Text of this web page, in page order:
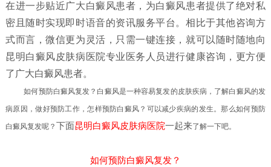
在进一步贴近广大白癜风患者，为白癜风患者提供了绝对私
密且随时实现即时语音的资讯服务平台。相比于其他咨询方
式而言，微信更为灵活，只需一键连接，就可以随时随地向
昆明白癜风皮肤病医院专业医务人员进行健康咨询，更方便
了广大白癜风患者。
如何预防白癜风复发？ 白癜风是一种容易复发的皮肤疾病，了解白癜风的发
病原因，做好预防工作，怎样预防白癜风？可以减少疾病的发生。那么如何预防
白癜风复发呢？ 下面昆明白癜风皮肤病医院一起来了解一下吧。
如何预防白癜风复发？